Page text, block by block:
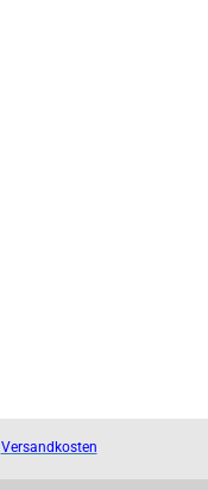
Versandkosten